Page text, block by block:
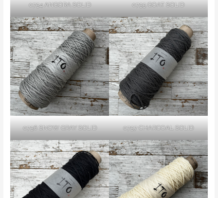
0754 ANGORA SOLID 0755 GOAT SOLID
0756 SNOW GRAY SOLID 0757 CHARCOAL SOLID